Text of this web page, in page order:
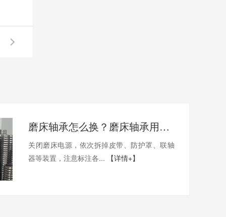
磨床轴承怎么换？磨床轴承用哪家的比较好？
关闭磨床电源，依次拆掉皮带、防护罩、联轴
器等装置，注意标注各...
【详情+】